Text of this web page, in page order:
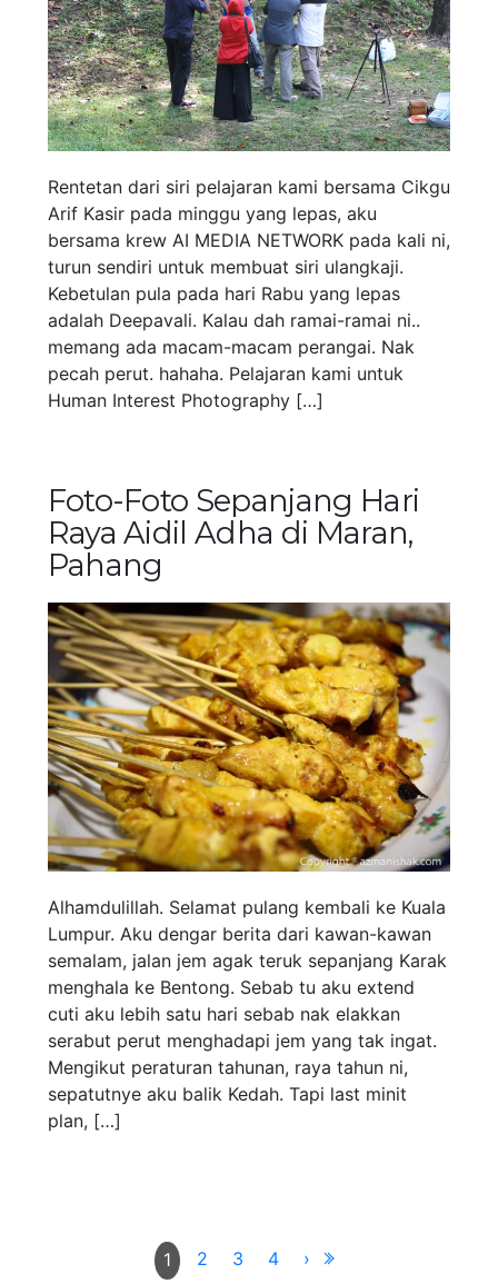
Rentetan dari siri pelajaran kami bersama Cikgu
Arif Kasir pada minggu yang lepas, aku
bersama krew AI MEDIA NETWORK pada kali ni,
turun sendiri untuk membuat siri ulangkaji.
Kebetulan pula pada hari Rabu yang lepas
adalah Deepavali. Kalau dah ramai-ramai ni..
memang ada macam-macam perangai. Nak
pecah perut. hahaha. Pelajaran kami untuk
Human Interest Photography […]
Foto-Foto Sepanjang Hari
Raya Aidil Adha di Maran,
Pahang
Alhamdulillah. Selamat pulang kembali ke Kuala
Lumpur. Aku dengar berita dari kawan-kawan
semalam, jalan jem agak teruk sepanjang Karak
menghala ke Bentong. Sebab tu aku extend
cuti aku lebih satu hari sebab nak elakkan
serabut perut menghadapi jem yang tak ingat.
Mengikut peraturan tahunan, raya tahun ni,
sepatutnye aku balik Kedah. Tapi last minit
plan, […]
1 2 3 4 ›